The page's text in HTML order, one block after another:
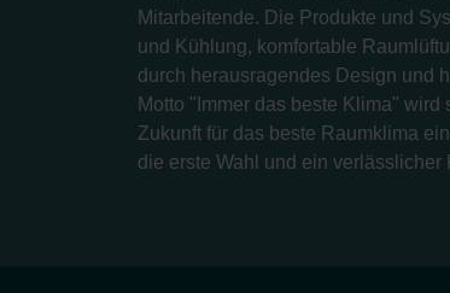
Mitarbeitende. Die Produkte und
und Kühlung, komfortable
durch herausragendes Design und
Motto "Immer das beste Klima"
Zukunft für das beste Raumklima
die erste Wahl und ein verlässlicher